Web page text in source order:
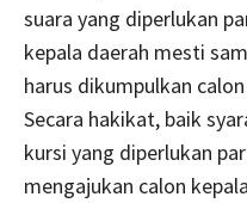
suara yang diperlukan
kepala daerah mesti
harus dikumpulkan
Secara hakikat, baik
kursi yang diperlukan
mengajukan calon